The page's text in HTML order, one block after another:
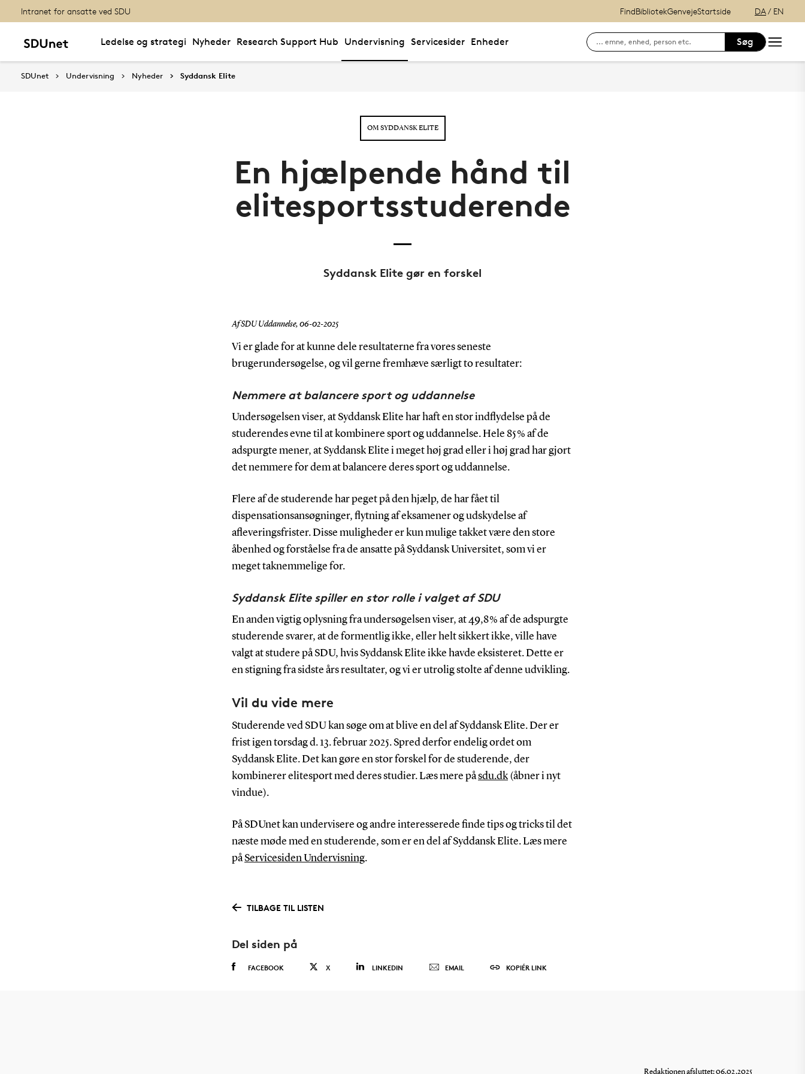
Intranet for ansatte ved SDU Find
Søg efter kontaktinformation på ansatte
BibliotekGenveje
E-læring (itslearning)
Startside DA/ EN
Ledelse og strategi Nyheder Research Support Hub Undervisning Servicesider Enheder Søg
SDUnet Undervisning Nyheder Syddansk Elite
OM SYDDANSK ELITE
En hjælpende hånd til
elitesportsstuderende
Syddansk Elite gør en forskel
Af SDU Uddannelse, 06-02-2025
Vi er glade for at kunne dele resultaterne fra vores seneste
brugerundersøgelse, og vil gerne fremhæve særligt to resultater:
Nemmere at balancere sport og uddannelse
Undersøgelsen viser, at Syddansk Elite har haft en stor indflydelse på de
studerendes evne til at kombinere sport og uddannelse. Hele 85 % af de
adspurgte mener, at Syddansk Elite i meget høj grad eller i høj grad har gjort
det nemmere for dem at balancere deres sport og uddannelse.
Flere af de studerende har peget på den hjælp, de har fået til
dispensationsansøgninger, flytning af eksamener og udskydelse af
afleveringsfrister. Disse muligheder er kun mulige takket være den store
åbenhed og forståelse fra de ansatte på Syddansk Universitet, som vi er
meget taknemmelige for.
Syddansk Elite spiller en stor rolle i valget af SDU
En anden vigtig oplysning fra undersøgelsen viser, at 49,8 % af de adspurgte
studerende svarer, at de formentlig ikke, eller helt sikkert ikke, ville have
valgt at studere på SDU, hvis Syddansk Elite ikke havde eksisteret. Dette er
en stigning fra sidste års resultater, og vi er utrolig stolte af denne udvikling.
Vil du vide mere
Studerende ved SDU kan søge om at blive en del af Syddansk Elite. Der er
frist igen torsdag d. 13. februar 2025. Spred derfor endelig ordet om
Syddansk Elite. Det kan gøre en stor forskel for de studerende, der
kombinerer elitesport med deres studier. Læs mere på sdu.dk(åbner i nyt
vindue).
På SDUnet kan undervisere og andre interesserede finde tips og tricks til det
næste møde med en studerende, som er en del af Syddansk Elite. Læs mere
på Servicesiden Undervisning.
TILBAGE TIL LISTEN
Del siden på
FACEBOOK X LINKEDIN EMAIL KOPIÉR LINK
Redaktionen afsluttet: 06.02.2025